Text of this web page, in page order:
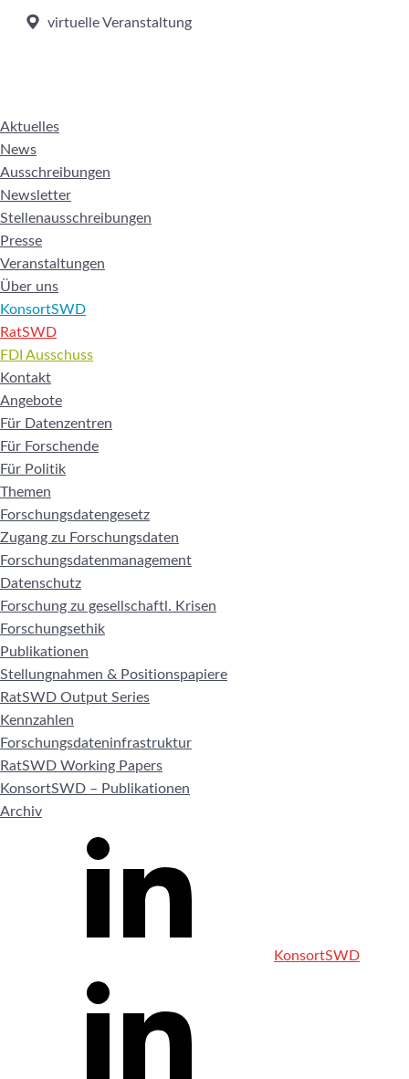
virtuelle Veranstaltung
Aktuelles
News
Ausschreibungen
Newsletter
Stellenausschreibungen
Presse
Veranstaltungen
Über uns
KonsortSWD
RatSWD
FDI Ausschuss
Kontakt
Angebote
Für Datenzentren
Für Forschende
Für Politik
Themen
Forschungsdatengesetz
Zugang zu Forschungsdaten
Forschungsdatenmanagement
Datenschutz
Forschung zu gesellschaftl. Krisen
Forschungsethik
Publikationen
Stellungnahmen & Positionspapiere
RatSWD Output Series
Kennzahlen
Forschungsdateninfrastruktur
RatSWD Working Papers
KonsortSWD – Publikationen
Archiv
KonsortSWD